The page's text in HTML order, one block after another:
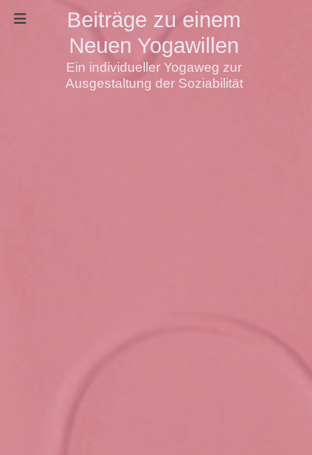
Beiträge zu einem
Neuen Yogawillen
Ein individueller Yogaweg zur
Ausgestaltung der Soziabilität